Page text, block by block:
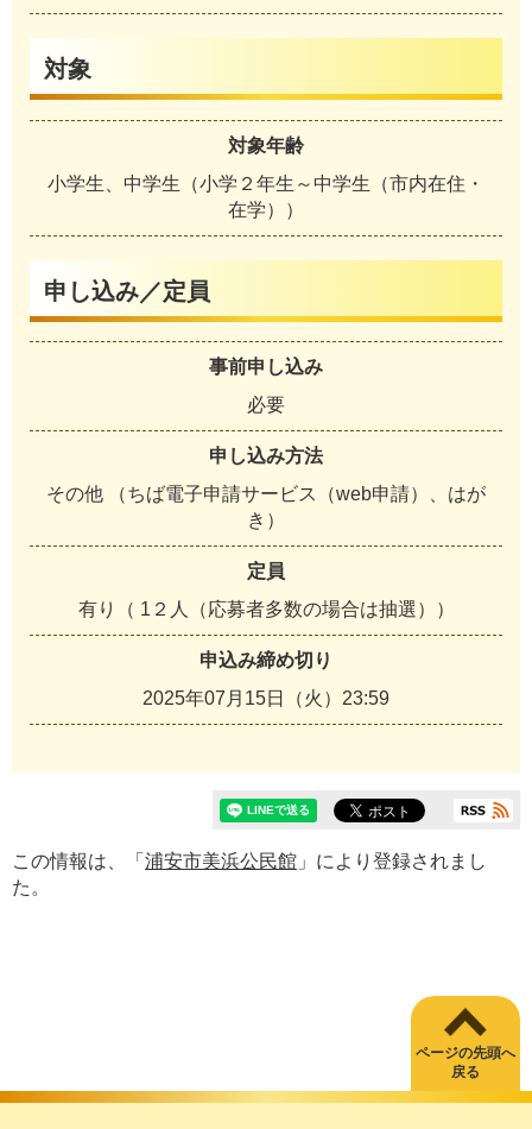
対象
対象年齢
小学生、中学生（小学２年生～中学生（市内在住・
在学））
申し込み／定員
事前申し込み
必要
申し込み方法
その他 （ちば電子申請サービス（web申請）、はが
き）
定員
有り（ 1２人（応募者多数の場合は抽選））
申込み締め切り
2025年07月15日（火）23:59
この情報は、「 浦安市美浜公民館 」により登録されまし
た。
ページの先頭へ
戻る